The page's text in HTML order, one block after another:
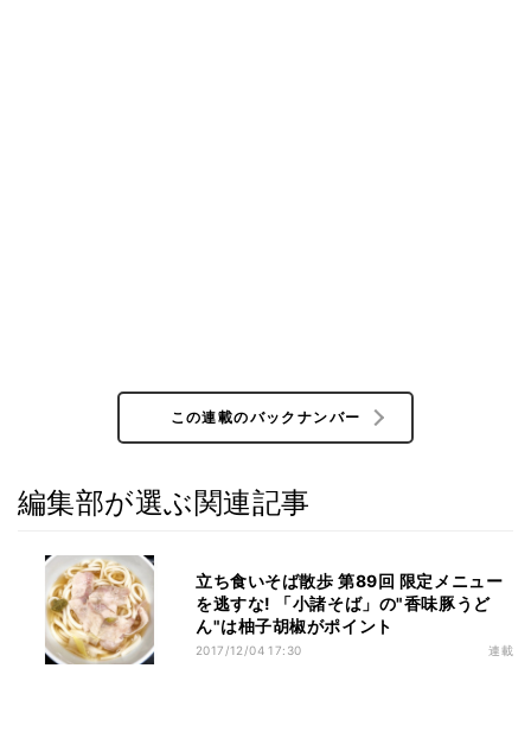
この連載のバックナンバー
編集部が選ぶ関連記事
立ち食いそば散歩 第89回 限定メニュー
を逃すな! 「小諸そば」の"香味豚うど
ん"は柚子胡椒がポイント
2017/12/04 17:30 連載